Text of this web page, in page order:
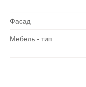
Фасад
Мебель - тип